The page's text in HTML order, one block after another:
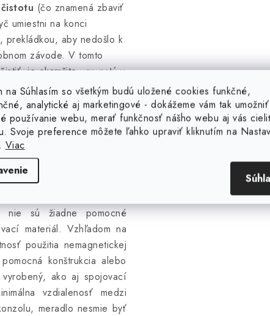
na Súhlasím so všetkým budú uložené cookies funkčné,
analytické aj marketingové - dokážeme vám tak umožniť
používanie webu, merať funkčnosť nášho webu aj vás
Svoje preference môžete ľahko upraviť kliknutím na
Viac
(čo znamená zbaviť
umiestni na konci
prekládkou, aby nedošlo k
závode. V tomto
je okamžite uzavretý v
nádobách. Vďaka
zachytávaniu
feromagnetických
vlastnej magnetickej
závitu môžete túto tyč
konštrukcii, ktorú
nie sú žiadne pomocné
materiál. Vzhľadom na
použitia nemagnetickej
konštrukcia alebo
ako aj spojovací
vzdialenosť medzi
meradlo nesmie byť